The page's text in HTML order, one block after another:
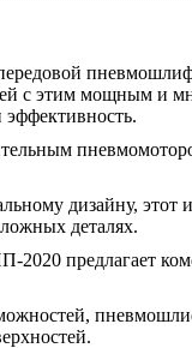
с этим мощным и
дизайну,
деталях.
2020 предлагает